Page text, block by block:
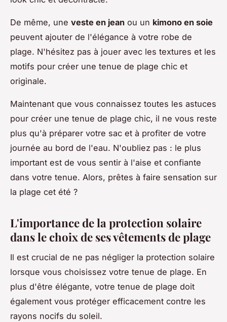
De même, une veste en jean ou un kimono en soie
peuvent ajouter de l'élégance à votre robe de
plage. N'hésitez pas à jouer avec les textures et les
motifs pour créer une tenue de plage chic et
originale.
Maintenant que vous connaissez toutes les astuces
pour créer une tenue de plage chic, il ne vous reste
plus qu'à préparer votre sac et à profiter de votre
journée au bord de l'eau. N'oubliez pas : le plus
important est de vous sentir à l'aise et confiante
dans votre tenue. Alors, prêtes à faire sensation sur
la plage cet été ?
L'importance de la protection solaire
dans le choix de ses vêtements de plage
Il est crucial de ne pas négliger la protection solaire
lorsque vous choisissez votre tenue de plage. En
plus d'être élégante, votre tenue de plage doit
également vous protéger efficacement contre les
rayons nocifs du soleil.